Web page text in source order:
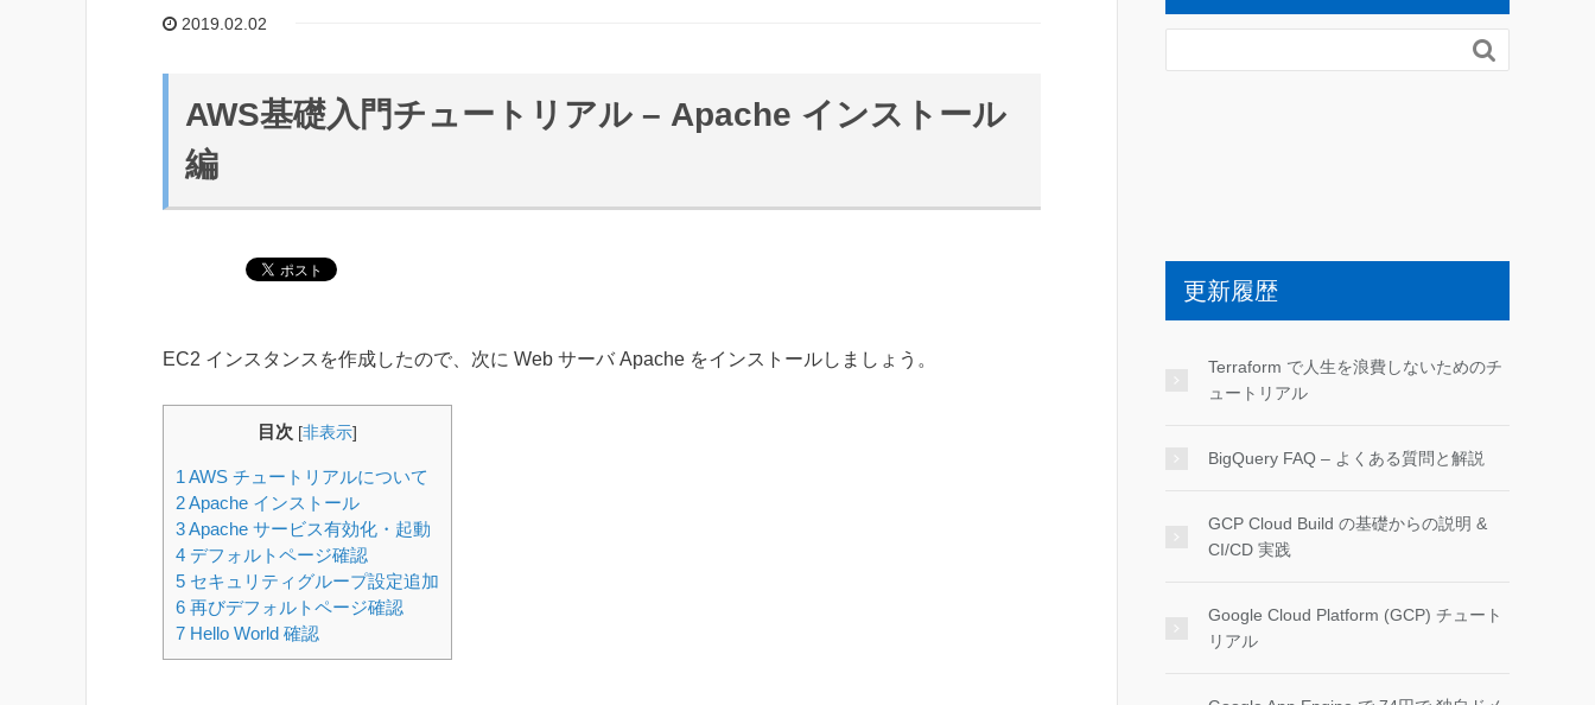
2019.02.02
AWS基礎入門チュートリアル – Apache インストール
編
EC2 インスタンスを作成したので、次に Web サーバ Apache をインストールしましょう。
目次 [非表示]
1 AWS チュートリアルについて
2Apache インストール
3Apache サービス有効化・起動
4 デフォルトページ確認
5 セキュリティグループ設定追加
6 再びデフォルトページ確認
7 Hello World 確認

更新履歴
Terraform で人生を浪費しないためのチ
ュートリアル
BigQuery FAQ – よくある質問と解説
GCP Cloud Build の基礎からの説明 &
CI/CD 実践
Google Cloud Platform (GCP) チュート
リアル